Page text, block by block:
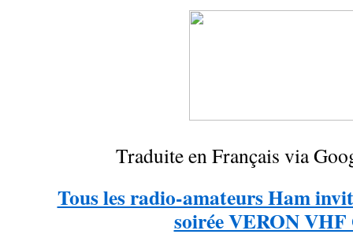
Traduite en Français via
Tous les radio-amateurs Ham
soirée VERON VHF